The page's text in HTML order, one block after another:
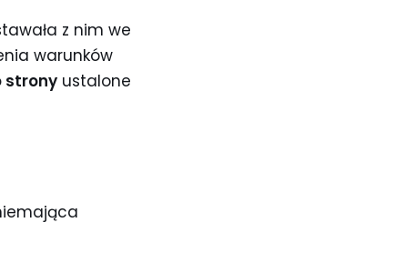
z nim we
warunków
stronyustalone